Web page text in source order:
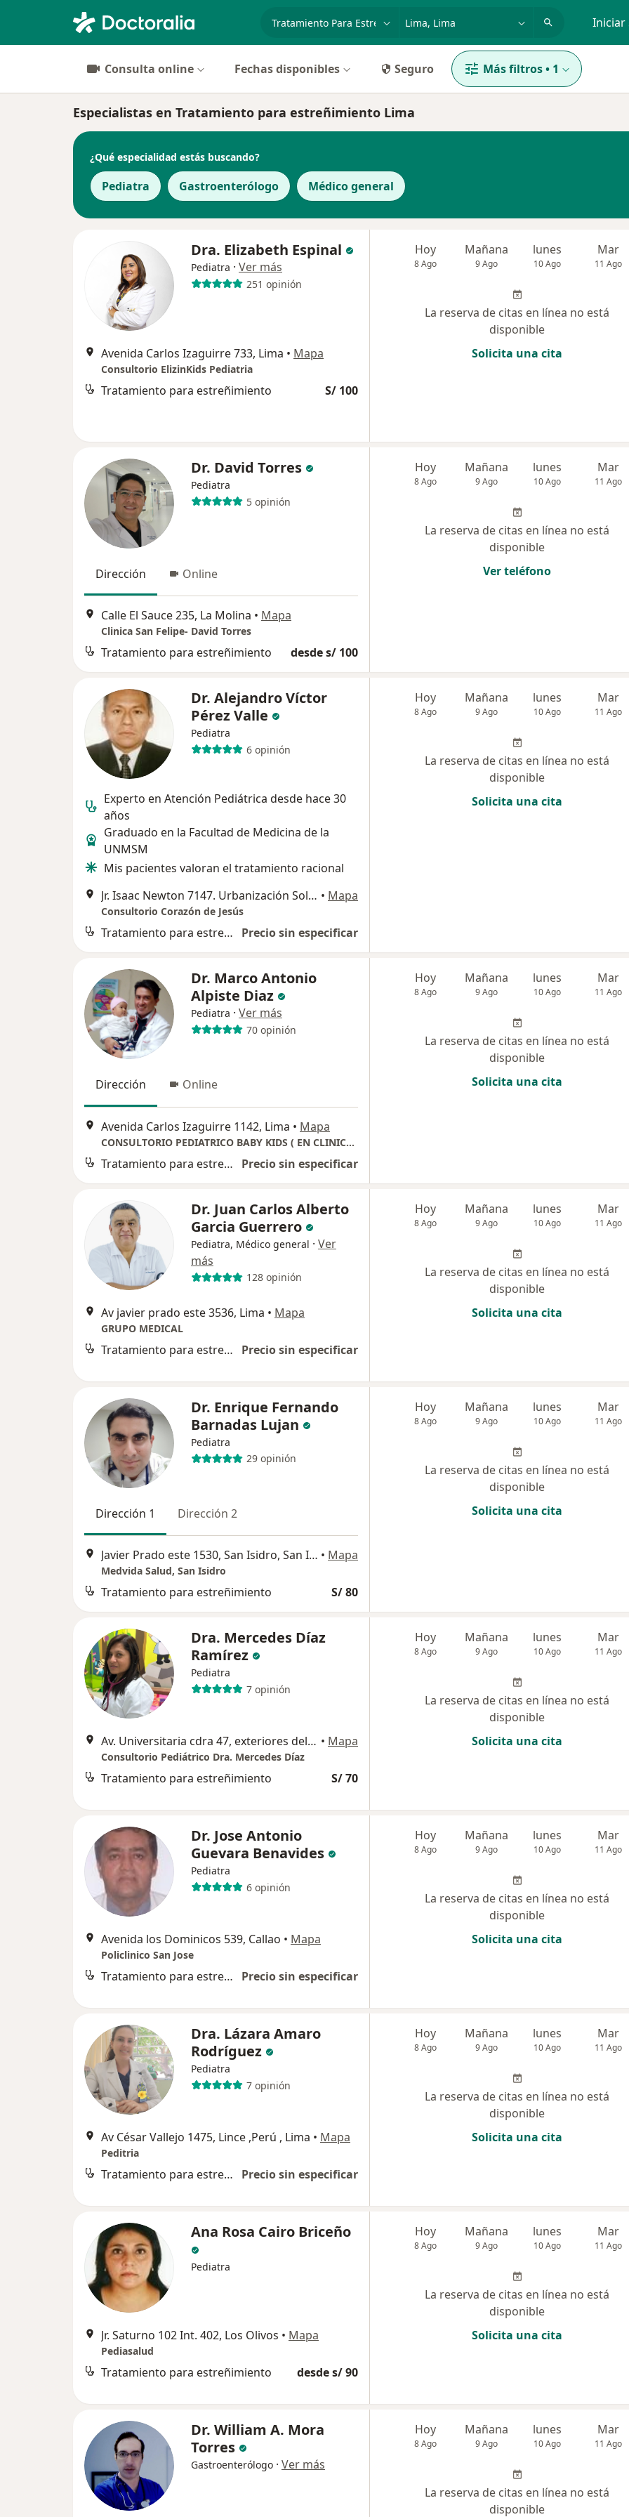
Iniciar
Consulta online Fechas disponibles Seguro Más filtros• 1
Especialistas en Tratamiento para estreñimiento Lima
¿Qué especialidad estás buscando?
Pediatra Gastroenterólogo Médico general
Dra. Elizabeth Espinal
Pediatra · Ver más
251 opinión
Avenida Carlos Izaguirre 733, Lima • Mapa
Consultorio ElizinKids Pediatria
Tratamiento para estreñimiento S/ 100
Hoy
8 Ago
Mañana
9 Ago
lunes
10 Ago
Mar
11 Ago
La reserva de citas en línea no está
disponible
Solicita una cita
Dr. David Torres
Pediatra
5 opinión
Dirección Online
Calle El Sauce 235, La Molina • Mapa
Clinica San Felipe- David Torres
Tratamiento para estreñimiento desde s/ 100
Hoy
8 Ago
Mañana
9 Ago
lunes
10 Ago
Mar
11 Ago
La reserva de citas en línea no está
disponible
Ver teléfono
Dr. Alejandro Víctor
Pérez Valle
Pediatra
6 opinión
Experto en Atención Pediátrica desde hace 30
años
Graduado en la Facultad de Medicina de la
UNMSM
Mis pacientes valoran el tratamiento racional
Jr. Isaac Newton 7147. Urbanización Sol de Oro., Los Olivos • Mapa
Consultorio Corazón de Jesús
Tratamiento para estreñimiento Precio sin especificar
Hoy
8 Ago
Mañana
9 Ago
lunes
10 Ago
Mar
11 Ago
La reserva de citas en línea no está
disponible
Solicita una cita
Dr. Marco Antonio
Alpiste Diaz
Pediatra · Ver más
70 opinión
Dirección Online
Avenida Carlos Izaguirre 1142, Lima • Mapa
CONSULTORIO PEDIATRICO BABY KIDS ( EN CLINICA SAN BARTOLOME DE LOS OLIVOS) , URBANIZACION COVIDA LOS OLIVOS
Tratamiento para estreñimiento Precio sin especificar
Hoy
8 Ago
Mañana
9 Ago
lunes
10 Ago
Mar
11 Ago
La reserva de citas en línea no está
disponible
Solicita una cita
Dr. Juan Carlos Alberto
Garcia Guerrero
Pediatra, Médico general · Ver
más
128 opinión
Av javier prado este 3536, Lima • Mapa
GRUPO MEDICAL
Tratamiento para estreñimiento Precio sin especificar
Hoy
8 Ago
Mañana
9 Ago
lunes
10 Ago
Mar
11 Ago
La reserva de citas en línea no está
disponible
Solicita una cita
Dr. Enrique Fernando
Barnadas Lujan
Pediatra
29 opinión
Dirección 1 Dirección 2
Javier Prado este 1530, San Isidro, San Isidro • Mapa
Medvida Salud, San Isidro
Tratamiento para estreñimiento S/ 80
Hoy
8 Ago
Mañana
9 Ago
lunes
10 Ago
Mar
11 Ago
La reserva de citas en línea no está
disponible
Solicita una cita
Dra. Mercedes Díaz
Ramírez
Pediatra
7 opinión
Av. Universitaria cdra 47, exteriores del Mercado Merprolima, tienda 101, 3er piso, Los Olivos • Mapa
Consultorio Pediátrico Dra. Mercedes Díaz
Tratamiento para estreñimiento S/ 70
Hoy
8 Ago
Mañana
9 Ago
lunes
10 Ago
Mar
11 Ago
La reserva de citas en línea no está
disponible
Solicita una cita
Dr. Jose Antonio
Guevara Benavides
Pediatra
6 opinión
Avenida los Dominicos 539, Callao • Mapa
Policlinico San Jose
Tratamiento para estreñimiento Precio sin especificar
Hoy
8 Ago
Mañana
9 Ago
lunes
10 Ago
Mar
11 Ago
La reserva de citas en línea no está
disponible
Solicita una cita
Dra. Lázara Amaro
Rodríguez
Pediatra
7 opinión
Av César Vallejo 1475, Lince ,Perú , Lima • Mapa
Peditria
Tratamiento para estreñimiento Precio sin especificar
Hoy
8 Ago
Mañana
9 Ago
lunes
10 Ago
Mar
11 Ago
La reserva de citas en línea no está
disponible
Solicita una cita
Ana Rosa Cairo Briceño
Pediatra
Jr. Saturno 102 Int. 402, Los Olivos • Mapa
Pediasalud
Tratamiento para estreñimiento desde s/ 90
Hoy
8 Ago
Mañana
9 Ago
lunes
10 Ago
Mar
11 Ago
La reserva de citas en línea no está
disponible
Solicita una cita
Dr. William A. Mora
Torres
Gastroenterólogo · Ver más
Hoy
8 Ago
Mañana
9 Ago
lunes
10 Ago
Mar
11 Ago
La reserva de citas en línea no está
disponible